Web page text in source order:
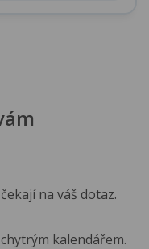
na váš dotaz.
kalendářem.